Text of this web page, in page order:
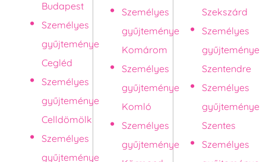
Budapest
Személyes
gyűjteménye
Cegléd
Személyes
gyűjteménye
Celldömölk
Személyes
gyűjteménye
Személyes
gyűjteménye
Komárom
Személyes
gyűjteménye
Komló
Személyes
gyűjteménye
Szekszárd
Személyes
gyűjteménye
Szentendre
Személyes
gyűjteménye
Szentes
Személyes